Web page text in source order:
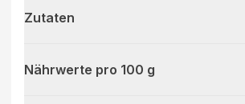
Zutaten
Nährwerte pro 100 g